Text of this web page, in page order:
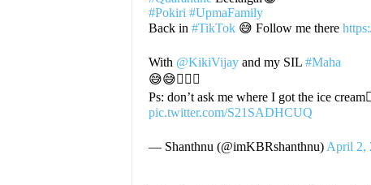
#Pokiri #UpmaFamily
Back in #TikTok😅 Follow me there
With @KikiVijayand my SIL #Maha
😅😅👍🏻🤪
Ps: don’t ask me where I got the ice
pic.twitter.com/S21SADHCUQ
— Shanthnu (@imKBRshanthnu) April 2,